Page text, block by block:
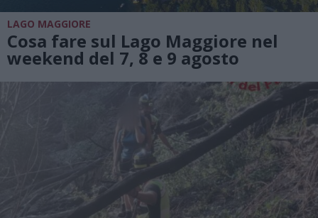
LAGO MAGGIORE
Cosa fare sul Lago Maggiore nel
weekend del 7, 8 e 9 agosto